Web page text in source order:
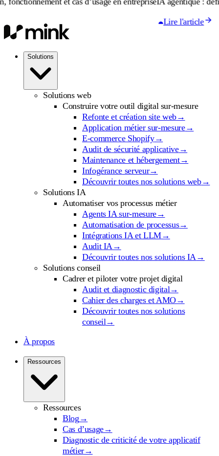
Lire l'article
Solutions
Solutions web
Construire votre outil digital sur-mesure
Refonte et création site web→
Application métier sur-mesure→
E-commerce Shopify→
Audit de sécurité applicative→
Maintenance et hébergement→
Infogérance serveur→
Découvrir toutes nos solutions web→
Solutions IA
Automatiser vos processus métier
Agents IA sur-mesure→
Automatisation de processus→
Intégrations IA et LLM→
Audit IA→
Découvrir toutes nos solutions IA→
Solutions conseil
Cadrer et piloter votre projet digital
Audit et diagnostic digital→
Cahier des charges et AMO→
Découvrir toutes nos solutions
conseil→
À propos
Ressources
Ressources
Blog →
Cas d’usage→
Diagnostic de criticité de votre applicatif
métier→